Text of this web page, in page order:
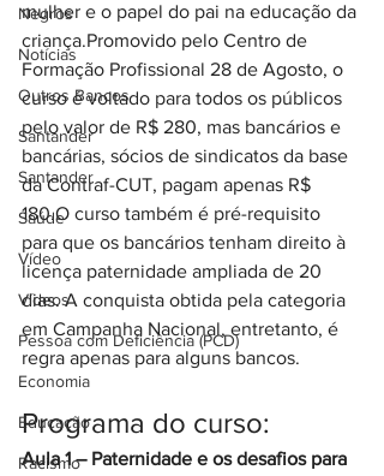
Negros
Notícias
Outros Bancos
Santander
Santander
Saúde
Vídeo
Vídeos
Pessoa com Deficiência (PCD)
Economia
Educação
Racismo
mulher e o papel do pai na educação da
criança.Promovido pelo Centro de
Formação Profissional 28 de Agosto, o
curso é voltado para todos os públicos
pelo valor de R$ 280, mas bancários e
bancárias, sócios de sindicatos da base
da Contraf-CUT, pagam apenas R$
180.O curso também é pré-requisito
para que os bancários tenham direito à
licença paternidade ampliada de 20
dias. A conquista obtida pela categoria
em Campanha Nacional, entretanto, é
regra apenas para alguns bancos.
Programa do curso:
Aula 1 – Paternidade e os desafios para